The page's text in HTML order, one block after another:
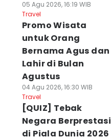
05 Agu 2026, 16:19 WIB
Travel
Promo Wisata
untuk Orang
Bernama Agus dan
Lahir di Bulan
Agustus
04 Agu 2026, 16:30 WIB
Travel
[QUIZ] Tebak
Negara Berprestasi
di Piala Dunia 2026